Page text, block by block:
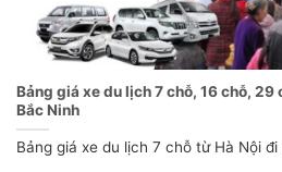
Bảng giá xe du lịch 7 chỗ, 16 chỗ, 29
Bắc Ninh
Bảng giá xe du lịch 7 chỗ từ Hà Nội